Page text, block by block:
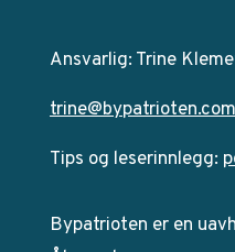
Ansvarlig: Trine
trine@bypatrioten.com
Tips og leserinnlegg:
Bypatrioten er en